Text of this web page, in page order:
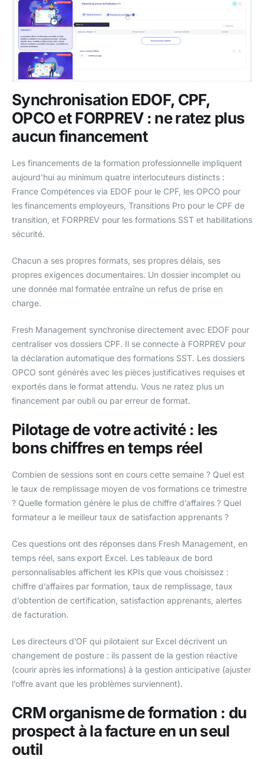
Synchronisation EDOF, CPF,
OPCO et FORPREV : ne ratez plus
aucun financement
Les financements de la formation professionnelle impliquent
aujourd’hui au minimum quatre interlocuteurs distincts :
France Compétences via EDOF pour le CPF, les OPCO pour
les financements employeurs, Transitions Pro pour le CPF de
transition, et FORPREV pour les formations SST et habilitations
sécurité.
Chacun a ses propres formats, ses propres délais, ses
propres exigences documentaires. Un dossier incomplet ou
une donnée mal formatée entraîne un refus de prise en
charge.
Fresh Management synchronise directement avec EDOF pour
centraliser vos dossiers CPF. Il se connecte à FORPREV pour
la déclaration automatique des formations SST. Les dossiers
OPCO sont générés avec les pièces justificatives requises et
exportés dans le format attendu. Vous ne ratez plus un
financement par oubli ou par erreur de format.
Pilotage de votre activité : les
bons chiffres en temps réel
Combien de sessions sont en cours cette semaine ? Quel est
le taux de remplissage moyen de vos formations ce trimestre
? Quelle formation génère le plus de chiffre d’affaires ? Quel
formateur a le meilleur taux de satisfaction apprenants ?
Ces questions ont des réponses dans Fresh Management, en
temps réel, sans export Excel. Les tableaux de bord
personnalisables affichent les KPIs que vous choisissez :
chiffre d’affaires par formation, taux de remplissage, taux
d’obtention de certification, satisfaction apprenants, alertes
de facturation.
Les directeurs d’OF qui pilotaient sur Excel décrivent un
changement de posture : ils passent de la gestion réactive
(courir après les informations) à la gestion anticipative (ajuster
l’offre avant que les problèmes surviennent).
CRM organisme de formation : du
prospect à la facture en un seul
outil